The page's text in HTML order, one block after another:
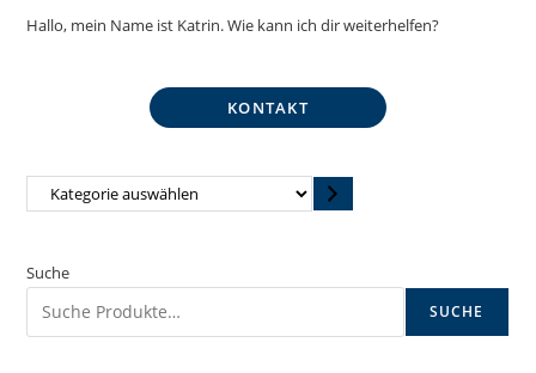
Hallo, mein Name ist Katrin. Wie kann ich dir weiterhelfen?
KONTAKT
Kategorie
Suche
SUCHE